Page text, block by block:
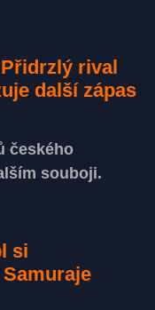
rival
další zápas
českého
souboji.
si